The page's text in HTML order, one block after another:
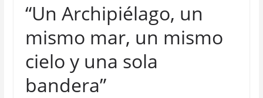
“Un Archipiélago, un
mismo mar, un mismo
cielo y una sola
bandera”